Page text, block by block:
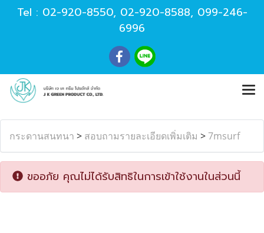
Tel : 02-920-8550, 02-920-8588, 099-246-
6996
กระดานสนทนา > สอบถามรายละเอียดเพิ่มเติม >7msurf
ขออภัย คุณไม่ได้รับสิทธิในการเข้าใช้งานในส่วนนี้